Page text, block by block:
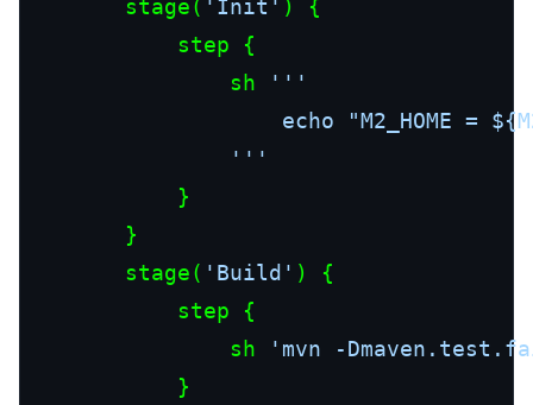
        stage(
'Init' ) {
            step {
                sh
'''
echo "M2_HOME =
                '''
            }
        }
        stage(
'Build' ) {
            step {
                sh
'mvn -
            }